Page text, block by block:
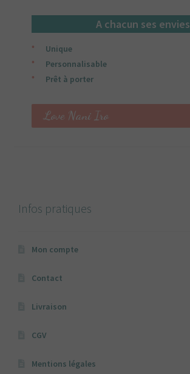
A chacun ses envies
Unique
Personnalisable
Prêt à porter
Love Nani Iro
Infos pratiques
Mon compte
Contact
Livraison
CGV
Mentions légales